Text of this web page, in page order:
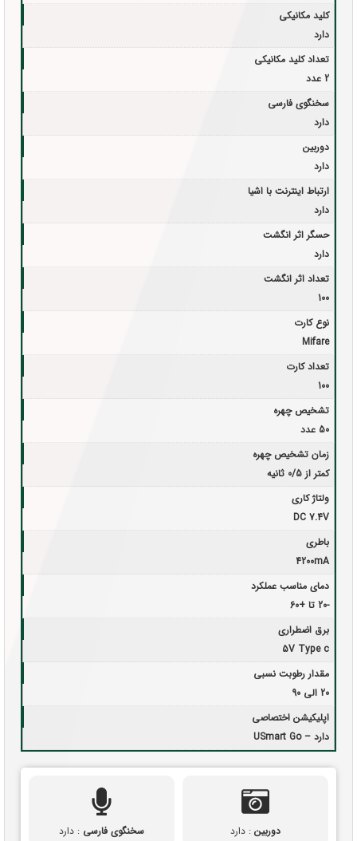
کلید مکانیکی
دارد
تعداد کلید مکانیکی
2 عدد
سخنگوی فارسی
دارد
دوربین
دارد
ارتباط اینترنت با اشیا
دارد
حسگر اثر انگشت
دارد
تعداد اثر انگشت
100
نوع کارت
Mifare
تعداد کارت
100
تشخیص چهره
50 عدد
زمان تشخیص چهره
کمتر از 0/5 ثانیه
ولتاژ کاری
DC 7.4V
باطری
4200mA
دمای مناسب عملکرد
-20 تا +60
برق اضطراری
5V Type c
مقدار رطوبت نسبی
20 الی 90
اپلیکیشن اختصاصی
دارد – USmart Go
دوربین : دارد سخنگوی فارسی : دارد